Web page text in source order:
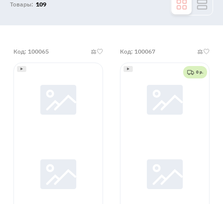
Товары: 109
Код: 100065 Код: 100067
0 р.